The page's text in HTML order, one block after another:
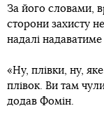
За його словами,
сторони захисту
надалі надаватиме
«Ну, плівки, ну,
плівок. Ви там
додав Фомін.